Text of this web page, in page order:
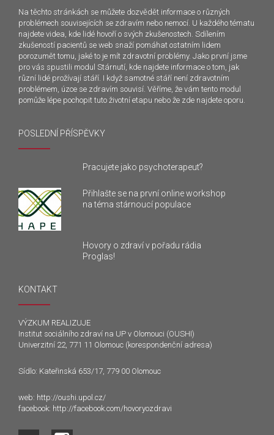
Na těchto stránkách se můžete dozvědět informace o různých
problémech souvisejících se zdravím nebo nemocí. U každého tématu
najdete videa, kde lidé hovoří o svých zkušenostech. Sdílením
zkušeností pacientů se web snaží pomáhat ostatním lidem
porozumět tomu, jaké to je mít zdravotní problémy. Jako první jsme
pro vás spustili modul Stárnutí, kde najdete informace o tom, jak
různí lidé prožívají stáří. I když samotné stáří není zdravotním
problémem, úzce se zdravím souvisí. Věříme, že vám tento modul
pomůže lépe pochopit tuto životní etapu nebo že zde najdete oporu.
POSLEDNÍ PŘÍSPĚVKY
Pracujete jako psychoterapeut?
Přihlašte se na první online workshop
na téma stárnoucí populace
Hovory o zdraví v pořadu rádia
Proglas!
KONTAKT
VÝZKUM REALIZUJE
Institut sociálního zdraví na UP v Olomouci (OUSHI)
Univerzitní 22, 771 11 Olomouc (korespondenční adresa)
Sídlo: Kateřinská 653/17, 779 00 Olomouc
web: http://oushi.upol.cz/
facebook: http://facebook.com/hovoryozdravi